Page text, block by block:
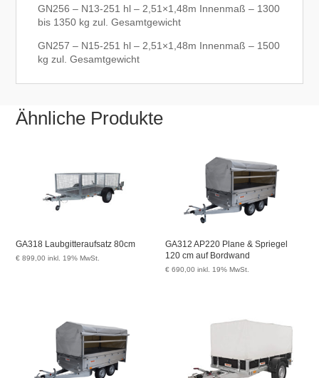
GN256 – N13-251 hl – 2,51×1,48m Innenmaß – 1300
bis 1350 kg zul. Gesamtgewicht
GN257 – N15-251 hl – 2,51×1,48m Innenmaß – 1500
kg zul. Gesamtgewicht
Ähnliche Produkte
GA318 Laubgitteraufsatz 80cm
€ 899,00 inkl. 19% MwSt.
GA312 AP220 Plane & Spriegel
120 cm auf Bordwand
€ 690,00 inkl. 19% MwSt.